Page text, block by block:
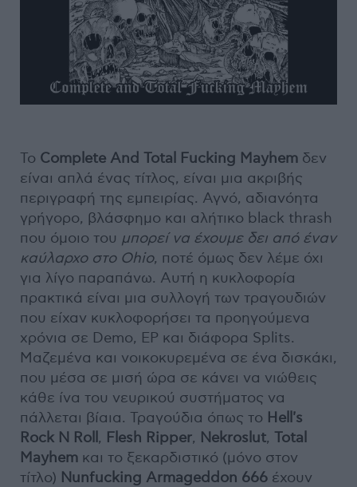
Το Complete And Total Fucking Mayhem δεν
είναι απλά ένας τίτλος, είναι μια ακριβής
περιγραφή της εμπειρίας. Αγνό, αδιανόητα
γρήγορο, βλάσφημο και αλήτικο black thrash
που όμοιο του μπορεί να έχουμε δει από έναν
καύλαρχο στο Ohio, ποτέ όμως δεν λέμε όχι
για λίγο παραπάνω. Αυτή η κυκλοφορία
πρακτικά είναι μια συλλογή των τραγουδιών
που είχαν κυκλοφορήσει τα προηγούμενα
χρόνια σε Demo, EP και διάφορα Splits.
Μαζεμένα και νοικοκυρεμένα σε ένα δισκάκι,
που μέσα σε μισή ώρα σε κάνει να νιώθεις
κάθε ίνα του νευρικού συστήματος να
πάλλεται βίαια. Τραγούδια όπως το Hell's
Rock N Roll , Flesh Ripper, Nekroslut, Total
Mayhem και το ξεκαρδιστικό (μόνο στον
τίτλο) Nunfucking Armageddon 666 έχουν